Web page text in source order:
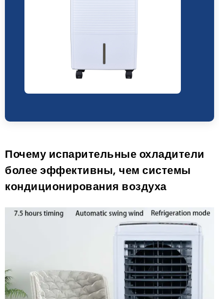
Почему испарительные охладители
более эффективны, чем системы
кондиционирования воздуха